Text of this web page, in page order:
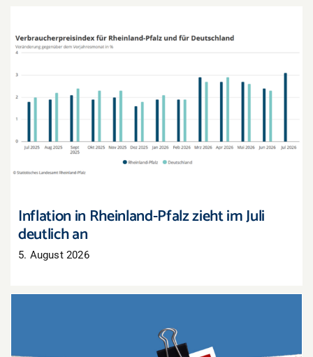
Inflation in Rheinland-Pfalz zieht im Juli deutlich
Inflation in Rheinland-Pfalz zieht im Juli
deutlich an
5. August 2026